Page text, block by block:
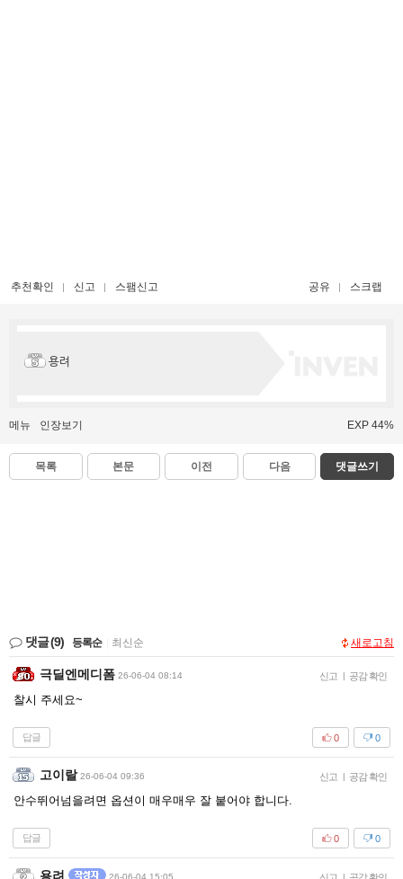
추천확인 신고 스팸신고 공유 스크랩
용려
메뉴 인장보기 EXP 44%
목록 본문 이전 다음 댓글쓰기
댓글(9) 등록순 최신순 새로고침
극딜엔메디폼 26-06-04 08:14 신고 | 공감 확인
찰시 주세요~
답글 0
0
고이랄 26-06-04 09:36 신고 | 공감 확인
안수뛰어넘을려면 옵션이 매우매우 잘 붙어야 합니다.
답글 0
0
용려 26-06-04 15:05 |